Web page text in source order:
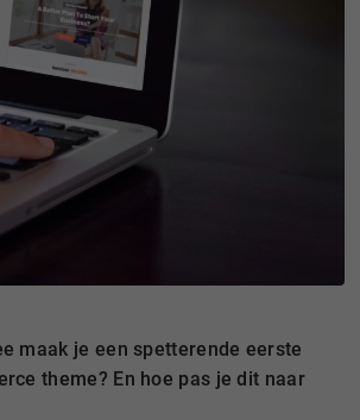
maak je een spetterende eerste
theme? En hoe pas je dit naar